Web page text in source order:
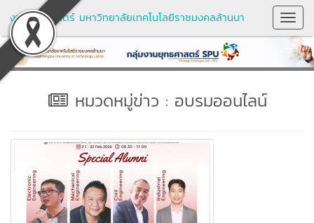
งานยุทธศาสตร์ มหาวิทยาลัยเทคโนโลยีราชมงคลล้านนา
หมวดหมู่ข่าว : อบรมออนไลน์